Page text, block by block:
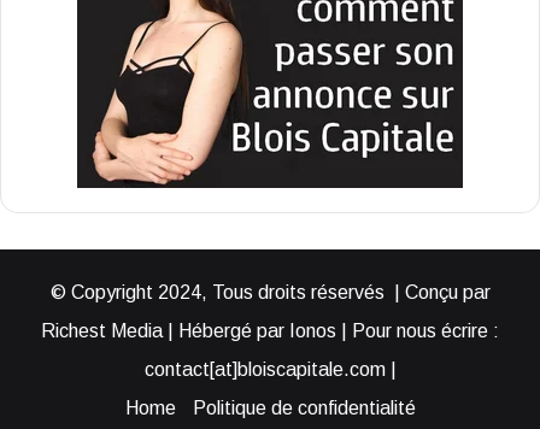
© Copyright 2024, Tous droits réservés | Conçu par
Richest Media | Hébergé par Ionos | Pour nous écrire :
contact[at]bloiscapitale.com |
Home
Politique de confidentialité